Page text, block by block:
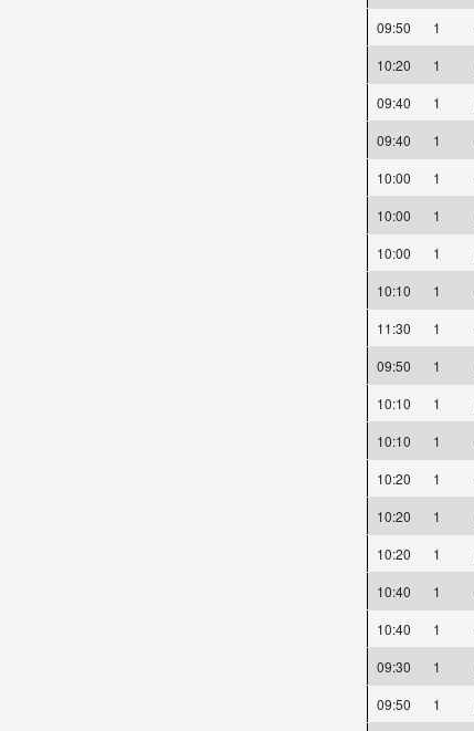
09:50
1
10:20
1
09:40
1
09:40
1
10:00
1
10:00
1
10:00
1
10:10
1
11:30
1
09:50
1
10:10
1
10:10
1
10:20
1
10:20
1
10:20
1
10:40
1
10:40
1
09:30
1
09:50
1